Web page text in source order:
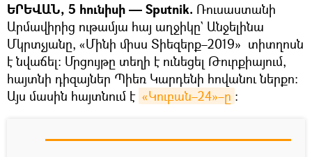
ԵՐԵՎԱՆ, 5 հունիսի — Sputnik. Ռուսաստանի
Արմավիրից ութամյա հայ աղջիկը` Անջելինա
Մկրտչյանը, «Մինի միսս Տիեզերք–2019» տիտղոսն
է նվաճել։ Մրցույթը տեղի է ունեցել Թուրքիայում,
հայտնի դիզայներ Պիեռ Կարդենի հովանու ներքո։
Այս մասին հայտնում է «Կուբան–24»–ը ։